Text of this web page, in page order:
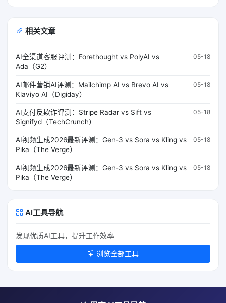
相关文章
AI全渠道客服评测：Forethought vs PolyAI vs
Ada（G2）
05-18
AI邮件营销AI评测：Mailchimp AI vs Brevo AI vs
Klaviyo AI（Digiday）
05-18
AI支付反欺诈评测：Stripe Radar vs Sift vs
Signifyd（TechCrunch）
05-18
AI视频生成2026最新评测：Gen-3 vs Sora vs Kling vs
Pika（The Verge）
05-18
AI视频生成2026最新评测：Gen-3 vs Sora vs Kling vs
Pika（The Verge）
05-18
AI工具导航
发现优质AI工具，提升工作效率
浏览全部工具